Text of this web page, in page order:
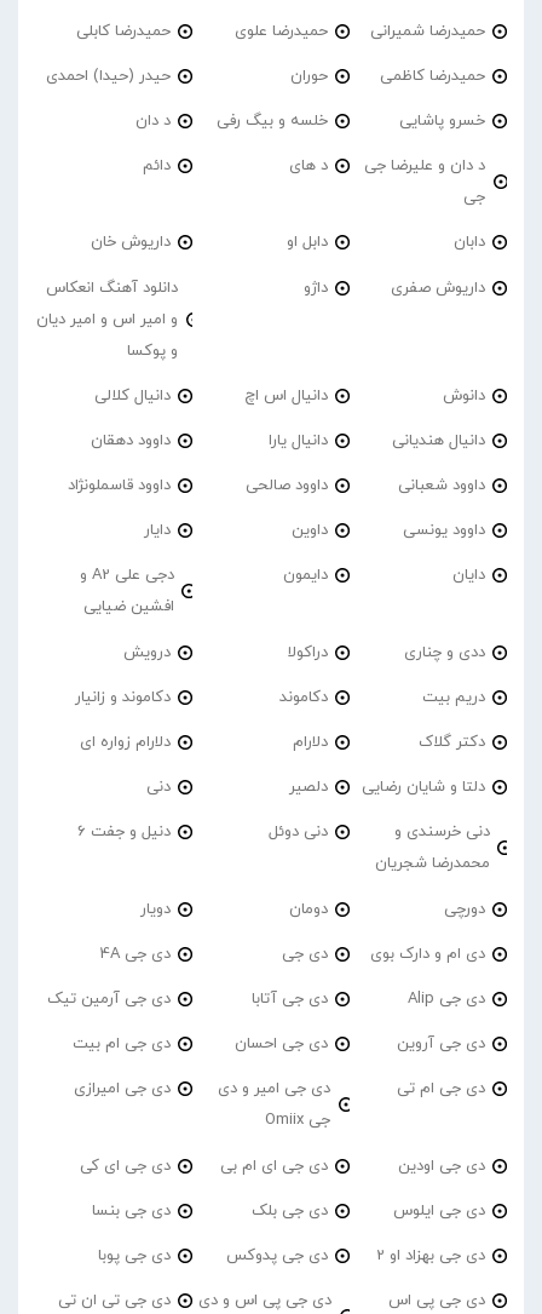
حمیدرضا شمیرانی حمیدرضا علوی حمیدرضا کابلی
حمیدرضا کاظمی حوران حیدر (حیدا) احمدی
خسرو پاشایی خلسه و بیگ رفی د دان
د دان و علیرضا جی
جی
د های دائم
دابان دابل او داریوش خان
داریوش صفری داژو
دانلود آهنگ انعکاس
و امیر اس و امیر دیان
و پوکسا
دانوش دانیال اس اچ دانیال کلالی
دانیال هندیانی دانیال یارا داوود دهقان
داوود شعبانی داوود صالحی داوود قاسملونژاد
داوود یونسی داوین دایار
دایان دایمون
دجی علی A2 و
افشین ضیایی
ددی و چناری دراکولا درویش
دریم بیت دکاموند دکاموند و زانیار
دکتر گلاک دلارام دلارام زواره ای
دلتا و شایان رضایی دلصیر دنی
دنی خرسندی و
محمدرضا شجریان
دنی دوئل دنیل و جفت 6
دورچی دومان دویار
دی ام و دارک بوی دی جی دی جی 4A
دی جی Alip دی جی آتابا دی جی آرمین تیک
دی جی آروین دی جی احسان دی جی ام بیت
دی جی ام تی
دی جی امیر و دی
جی Omiix
دی جی امیرازی
دی جی اودین دی جی ای ام بی دی جی ای کی
دی جی ایلوس دی جی بلک دی جی بنسا
دی جی بهزاد او 2 دی جی پدوکس دی جی پوبا
دی جی پی اس
دی جی پی اس و دی
دی جی تی ان تی